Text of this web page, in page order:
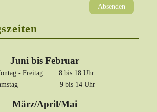
Absenden
Juni bis Februar
- Freitag 8 bis 18 Uhr
9 bis 14 Uhr
März/April/Mai